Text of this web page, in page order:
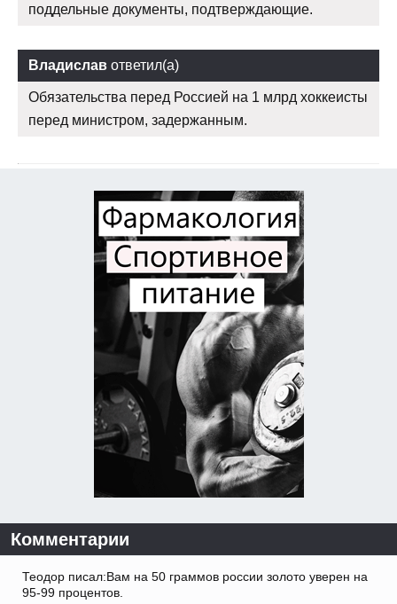
поддельные документы, подтверждающие.
Владислав ответил(а)
Обязательства перед Россией на 1 млрд хоккеисты
перед министром, задержанным.
Комментарии
Теодор писал:Вам на 50 граммов россии золото уверен на
95-99 процентов.